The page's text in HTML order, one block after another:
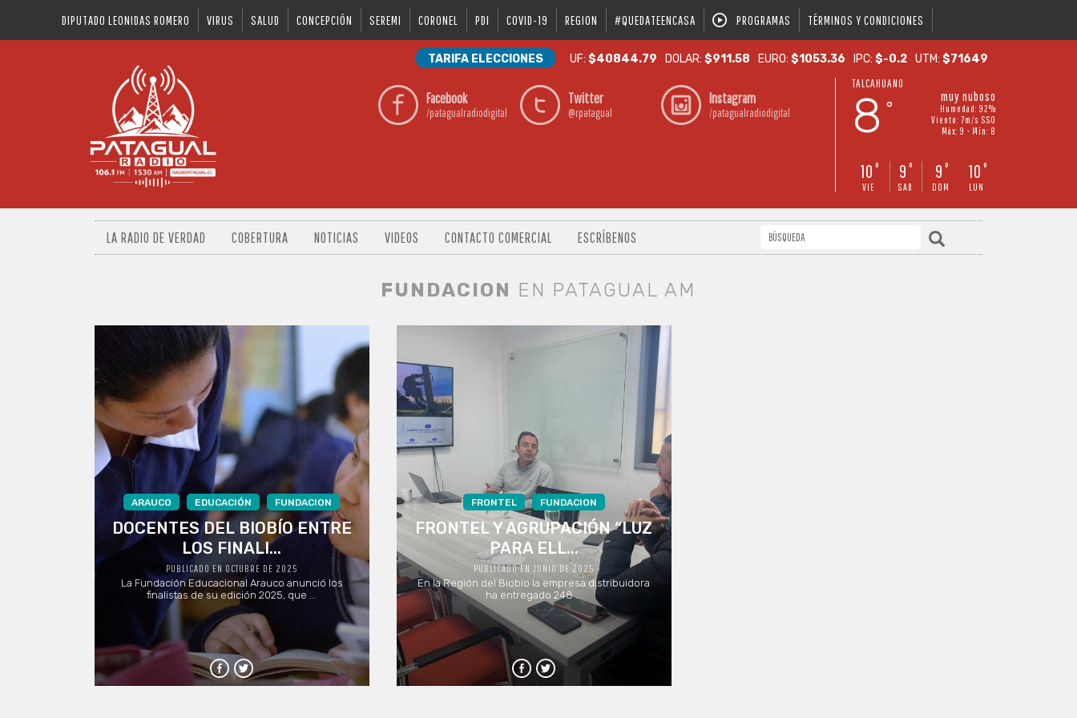
DIPUTADO LEONIDAS ROMERO VIRUS SALUD CONCEPCIÓN SEREMI CORONEL PDI COVID-19 REGION #QUEDATEENCASA PROGRAMAS TÉRMINOS Y CONDICIONES
TARIFA ELECCIONES UF:$40844.79 DOLAR:$911.58 EURO:$1053.36 IPC:$-0.2 UTM:$71649
Facebook
/patagualradiodigital
Twitter
@rpatagual
Instagram
/patagualradiodigital
TALCAHUANO
8 °
muy nuboso
Humedad: 92%
Viento: 7m/s SSO
Máx: 9 • Mín: 8
10 °
VIE
9 °
SAB
9 °
DOM
10 °
LUN
LA RADIO DE VERDAD COBERTURA NOTICIAS VIDEOS CONTACTO COMERCIAL ESCRÍBENOS
FUNDACION EN PATAGUAL AM
ARAUCO EDUCACIÓN FUNDACION
DOCENTES DEL BIOBÍO ENTRE
LOS FINALI...
PUBLICADO EN OCTUBRE DE 2025
La Fundación Educacional Arauco anunció los
finalistas de su edición 2025, que ...
FRONTEL FUNDACION
FRONTEL Y AGRUPACIÓN “LUZ
PARA ELL...
PUBLICADO EN JUNIO DE 2025
En la Región del Biobío la empresa distribuidora
ha entregado 248 ...